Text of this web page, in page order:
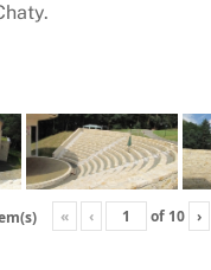
« ‹ of 10 ›